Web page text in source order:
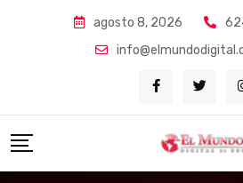
agosto 8, 2026